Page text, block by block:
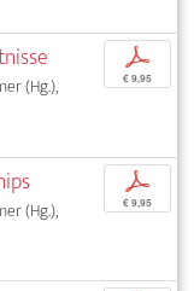
(Hg.),
p
€ 9,95
(Hg.),
p
€ 9,95